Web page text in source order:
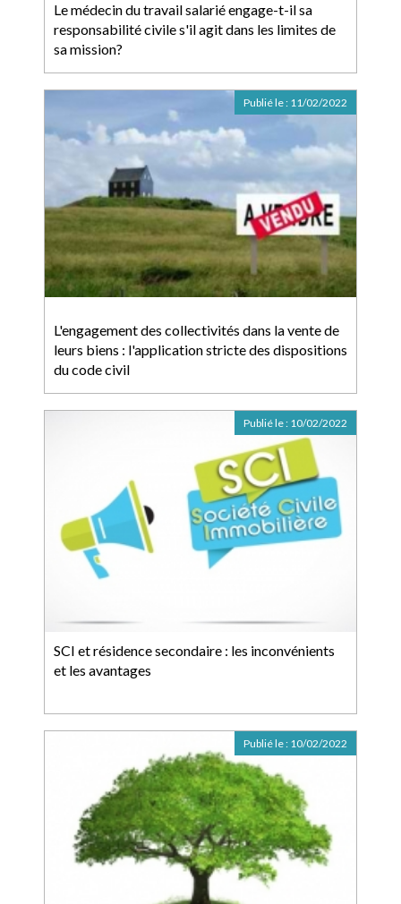
Le médecin du travail salarié engage-t-il sa
responsabilité civile s'il agit dans les limites de
sa mission?
L'engagement des collectivités dans la vente de
leurs biens : l'application stricte des dispositions
du code civil
Publié le : 11/02/2022
SCI et résidence secondaire : les inconvénients
et les avantages
Publié le : 10/02/2022
Publié le : 10/02/2022